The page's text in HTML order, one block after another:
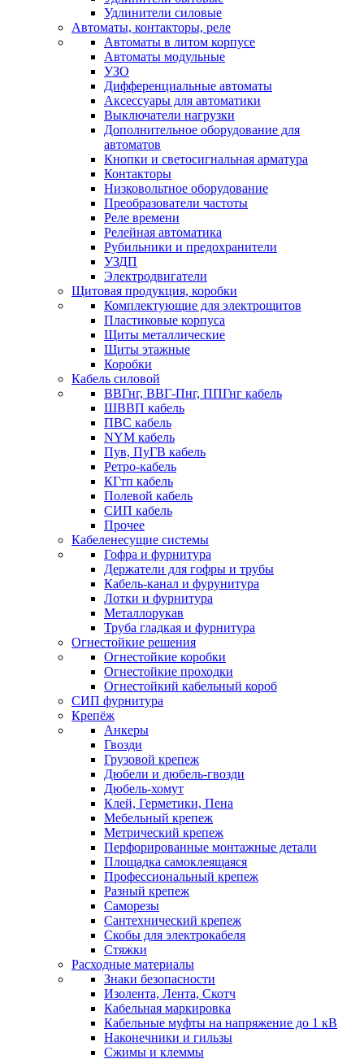
Удлинители силовые
Автоматы, контакторы, реле
Автоматы в литом корпусе
Автоматы модульные
УЗО
Дифференциальные автоматы
Аксессуары для автоматики
Выключатели нагрузки
Дополнительное оборудование для
автоматов
Кнопки и светосигнальная арматура
Контакторы
Низковольтное оборудование
Преобразователи частоты
Реле времени
Релейная автоматика
Рубильники и предохранители
УЗДП
Электродвигатели
Щитовая продукция, коробки
Комплектующие для электрощитов
Пластиковые корпуса
Щиты металлические
Щиты этажные
Коробки
Кабель силовой
ВВГнг, ВВГ-Пнг, ППГнг кабель
ШВВП кабель
ПВС кабель
NYM кабель
Пув, ПуГВ кабель
Ретро-кабель
КГтп кабель
Полевой кабель
СИП кабель
Прочее
Кабеленесущие системы
Гофра и фурнитура
Держатели для гофры и трубы
Кабель-канал и фурунитура
Лотки и фурнитура
Металлорукав
Труба гладкая и фурнитура
Огнестойкие решения
Огнестойкие коробки
Огнестойкие проходки
Огнестойкий кабельный короб
СИП фурнитура
Крепёж
Анкеры
Гвозди
Грузовой крепеж
Дюбели и дюбель-гвозди
Дюбель-хомут
Клей, Герметики, Пена
Мебельный крепеж
Метрический крепеж
Перфорированные монтажные детали
Площадка самоклеящаяся
Профессиональный крепеж
Разный крепеж
Саморезы
Сантехнический крепеж
Скобы для электрокабеля
Стяжки
Расходные материалы
Знаки безопасности
Изолента, Лента, Скотч
Кабельная маркировка
Кабельные муфты на напряжение до 1 кВ
Наконечники и гильзы
Сжимы и клеммы